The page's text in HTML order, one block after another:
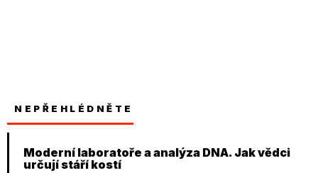
NEPŘEHLÉDNĚTE
Moderní laboratoře a analýza DNA. Jak vědci
určují stáří kostí